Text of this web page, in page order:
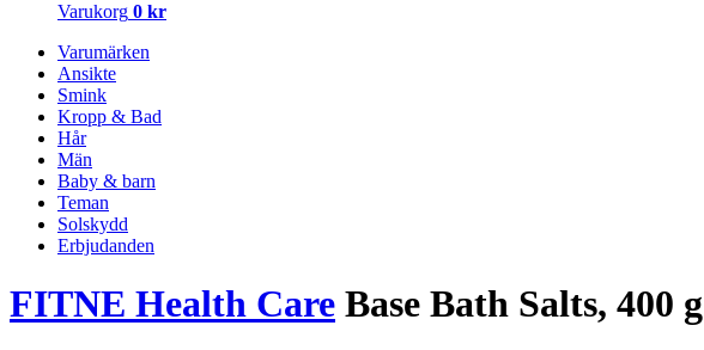
Varukorg 0 kr
Varumärken
Ansikte
Smink
Kropp & Bad
Hår
Män
Baby & barn
Teman
Solskydd
Erbjudanden
FITNE Health Care Base Bath Salts, 400 g